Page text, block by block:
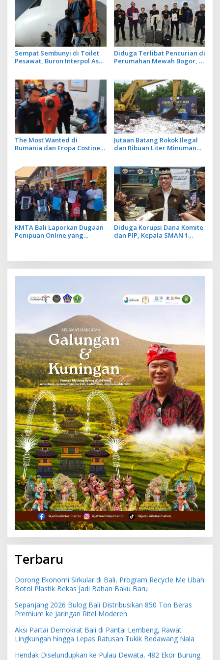
Sempat Sembunyi di Toilet
Pesawat, Buron Interpol Asal
Diduga Terlibat Pencurian di
Perumahan Mewah Bogor, 3
The Most Wanted di
Rumania dan Eropa Costinel-
Negaranya
Jutaan Batang Rokok Ilegal
dan Ribuan Liter Minuman
KMTA Bali Laporkan Dugaan
Penipuan Online yang
Diduga Korupsi Dana Komite
dan PIP, Kepala SMAN 1
Terbaru
Dorong Ekonomi Sirkular di Bali, Program Recycle Me Ubah
Botol Plastik Bekas Jadi Bahan Baku Baru
Sepanjang 2026 Bulog Bali Distribusikan 850 Ton Beras
Premium ke Jaringan Ritel Moderen
Aksi Partai Demokrat Bali di Pantai Lembeng, Rawat
Lingkungan hingga Lepas Ratusan Tukik Bedawang Nala
Hendak Diselundupkan ke Pulau Dewata, 482 Ekor Burung